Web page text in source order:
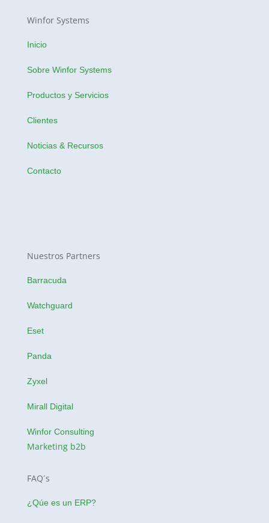
Winfor Systems
Inicio
Sobre Winfor Systems
Productos y Servicios
Clientes
Noticias & Recursos
Contacto
Nuestros Partners
Barracuda
Watchguard
Eset
Panda
Zyxel
Mirall Digital
Winfor Consulting
Marketing b2b
FAQ´s
¿Qúe es un ERP?